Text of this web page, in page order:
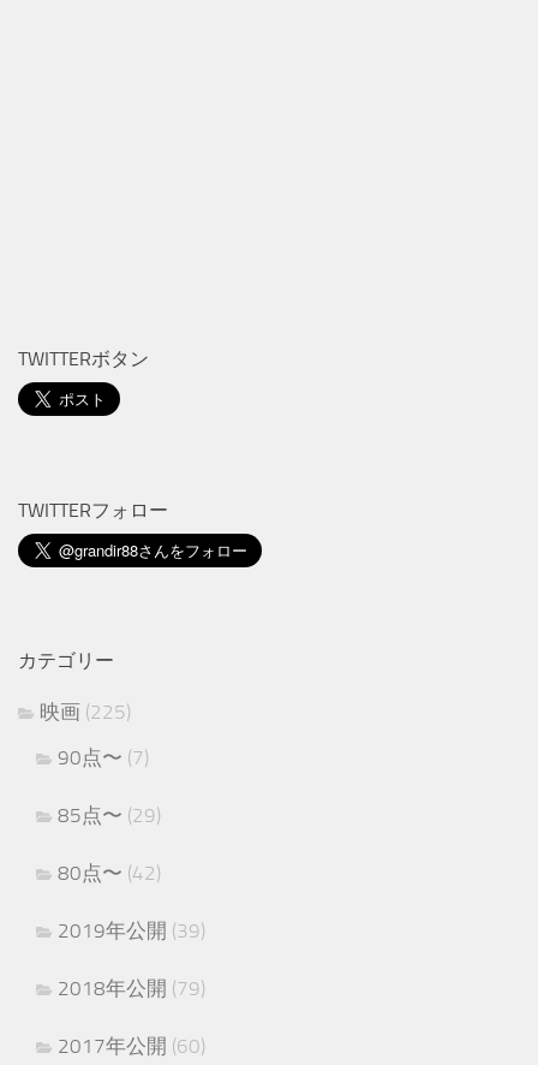
TWITTERボタン
TWITTERフォロー
カテゴリー
映画 (225)
90点〜 (7)
85点〜 (29)
80点〜 (42)
2019年公開 (39)
2018年公開 (79)
2017年公開 (60)